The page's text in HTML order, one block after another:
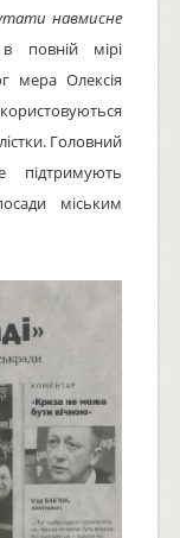
навмисне
повній мірі
мера Олексія
Головний
підтримують
міським